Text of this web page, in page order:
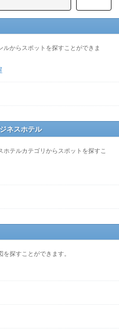
からスポットを探すことができま
ネスホテル
テルカテゴリからスポットを探すこ
探すことができます。